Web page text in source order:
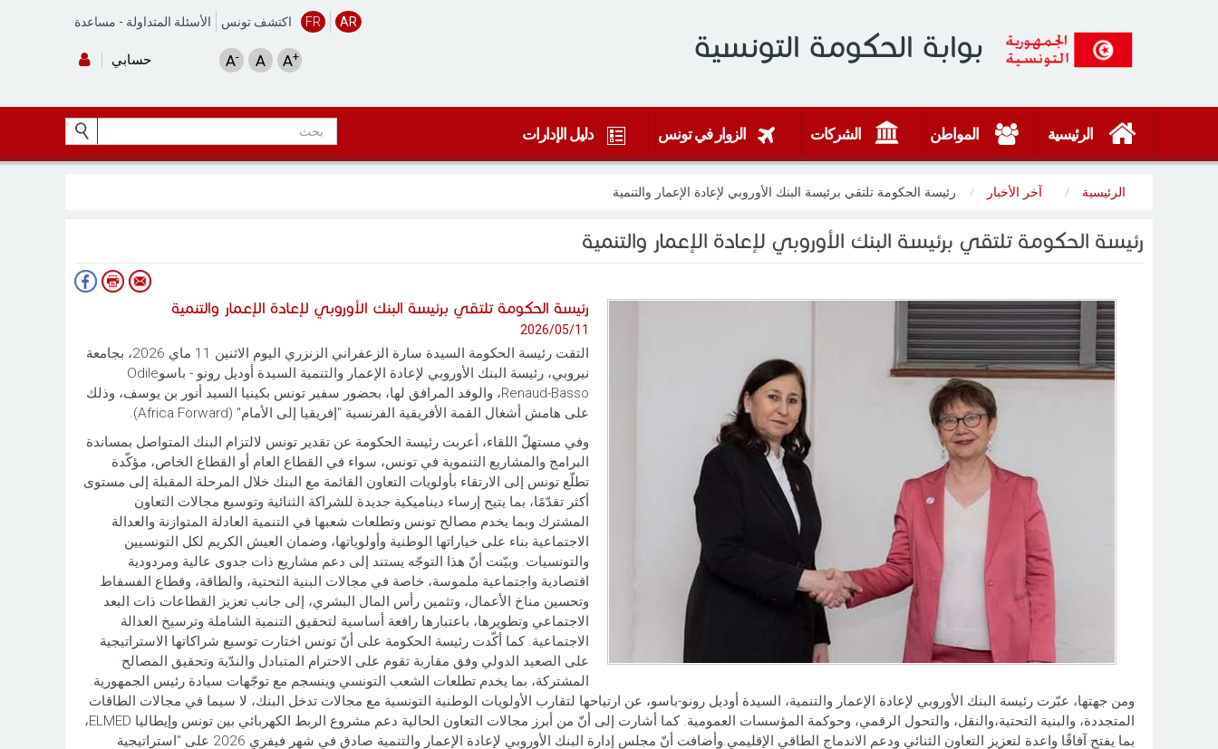
بوابة الحكومة التونسية
الأسئلة المتداولة - مساعدة اكتشف تونس FR AR
حسابي A- A A+
الرئيسية المواطن الشركات الزوار في تونس دليل الإدارات
الرئيسية آخر الأخبار رئيسة الحكومة تلتقي برئيسة البنك الأوروبي لإعادة الإعمار والتنمية
رئيسة الحكومة تلتقي برئيسة البنك الأوروبي لإعادة الإعمار والتنمية
رئيسة الحكومة تلتقي برئيسة البنك الأوروبي لإعادة الإعمار والتنمية
2026/05/11
التقت رئيسة الحكومة السيدة سارة الزعفراني الزنزري اليوم الاثنين 11 ماي 2026، بجامعة
نيروبي، رئيسة البنك الأوروبي لإعادة الإعمار والتنمية السيدة أوديل رونو - باسوOdile
Renaud-Basso، والوفد المرافق لها، بحضور سفير تونس بكينيا السيد أنور بن يوسف، وذلك
على هامش أشغال القمة الأفريقية الفرنسية "إفريقيا إلى الأمام" (Africa Forward).
وفي مستهلّ اللقاء، أعربت رئيسة الحكومة عن تقدير تونس لالتزام البنك المتواصل بمساندة
البرامج والمشاريع التنموية في تونس، سواء في القطاع العام أو القطاع الخاص، مؤكّدة
تطلّع تونس إلى الارتقاء بأولويات التعاون القائمة مع البنك خلال المرحلة المقبلة إلى مستوى
أكثر تقدّمًا، بما يتيح إرساء ديناميكية جديدة للشراكة الثنائية وتوسيع مجالات التعاون
المشترك وبما يخدم مصالح تونس وتطلعات شعبها في التنمية العادلة المتوازنة والعدالة
الاجتماعية بناء على خياراتها الوطنية وأولوياتها، وضمان العيش الكريم لكل التونسيين
والتونسيات. وبيّنت أنّ هذا التوجّه يستند إلى دعم مشاريع ذات جدوى عالية ومردودية
اقتصادية واجتماعية ملموسة، خاصة في مجالات البنية التحتية، والطاقة، وقطاع الفسفاط
وتحسين مناخ الأعمال، وتثمين رأس المال البشري، إلى جانب تعزيز القطاعات ذات البعد
الاجتماعي وتطويرها، باعتبارها رافعة أساسية لتحقيق التنمية الشاملة وترسيخ العدالة
الاجتماعية. كما أكّدت رئيسة الحكومة على أنّ تونس اختارت توسيع شراكاتها الاستراتيجية
على الصعيد الدولي وفق مقاربة تقوم على الاحترام المتبادل والندّية وتحقيق المصالح
المشتركة، بما يخدم تطلعات الشعب التونسي وينسجم مع توجّهات سيادة رئيس الجمهورية.
ومن جهتها، عبّرت رئيسة البنك الأوروبي لإعادة الإعمار والتنمية، السيدة أوديل رونو-باسو، عن ارتياحها لتقارب الأولويات الوطنية التونسية مع مجالات تدخل البنك، لا سيما في مجالات الطاقات
المتجددة، والبنية التحتية،والنقل، والتحول الرقمي، وحوكمة المؤسسات العمومية. كما أشارت إلى أنّ من أبرز مجالات التعاون الحالية دعم مشروع الربط الكهربائي بين تونس وإيطاليا ELMED،
بما يفتح آفاقًا واعدة لتعزيز التعاون الثنائي ودعم الاندماج الطاقي الإقليمي.وأضافت أنّ مجلس إدارة البنك الأوروبي لإعادة الإعمار والتنمية صادق في شهر فيفري 2026 على "استراتيجية